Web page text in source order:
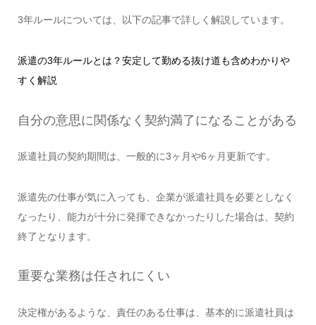
3年ルールについては、以下の記事で詳しく解説しています。
派遣の3年ルールとは？安定して勤める抜け道も含めわかりや
すく解説
自分の意思に関係なく契約満了になることがある
派遣社員の契約期間は、一般的に3ヶ月や6ヶ月更新です。
派遣先の仕事が気に入っても、企業が派遣社員を必要としなく
なったり、能力が十分に発揮できなかったりした場合は、契約
終了となります。
重要な業務は任されにくい
決定権があるような、責任のある仕事は、基本的に派遣社員は